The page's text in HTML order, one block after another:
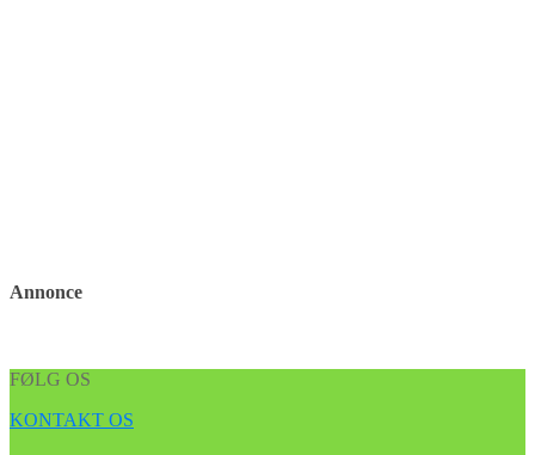
Annonce
FØLG OS
KONTAKT OS